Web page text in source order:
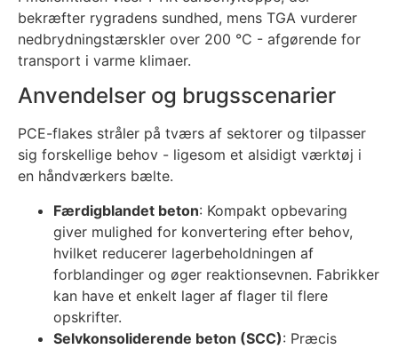
bekræfter rygradens sundhed, mens TGA vurderer
nedbrydningstærskler over 200 °C - afgørende for
transport i varme klimaer.
Anvendelser og brugsscenarier
PCE-flakes stråler på tværs af sektorer og tilpasser
sig forskellige behov - ligesom et alsidigt værktøj i
en håndværkers bælte.
Færdigblandet beton: Kompakt opbevaring
giver mulighed for konvertering efter behov,
hvilket reducerer lagerbeholdningen af
forblandinger og øger reaktionsevnen. Fabrikker
kan have et enkelt lager af flager til flere
opskrifter.
Selvkonsoliderende beton (SCC): Præcis